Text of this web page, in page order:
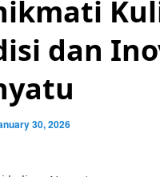
dan
30, 2026